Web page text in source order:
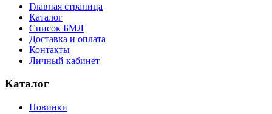
Главная страница
Каталог
Список БМЛ
Доставка и оплата
Контакты
Личный кабинет
Каталог
Новинки